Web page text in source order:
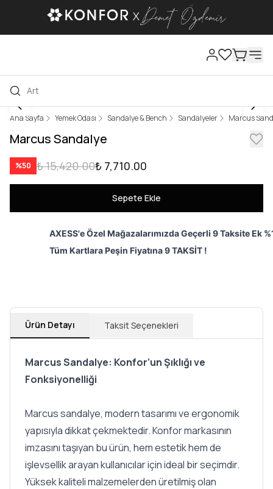
Ana Sayfa Yemek Odası Sandalye & Bench Sandalyeler Marcus
Marcus Sandalye
%50 ₺ 15,420.00₺ 7,710.00
Sepete Ekle
AXESS'e Özel Mağazalarımızda Geçerli 9 Taksite Ek
Tüm Kartlara Peşin Fiyatına 9 TAKSİT !
Ürün Detayı Taksit Seçenekleri
Marcus Sandalye: Konfor’un Şıklığı ve
Fonksiyonelliği
Marcus sandalye, modern tasarımı ve ergonomik
yapısıyla dikkat çekmektedir. Konfor markasının
imzasını taşıyan bu ürün, hem estetik hem de
işlevsellik arayan kullanıcılar için ideal bir seçimdir.
Yüksek kaliteli malzemelerden üretilmiş olan